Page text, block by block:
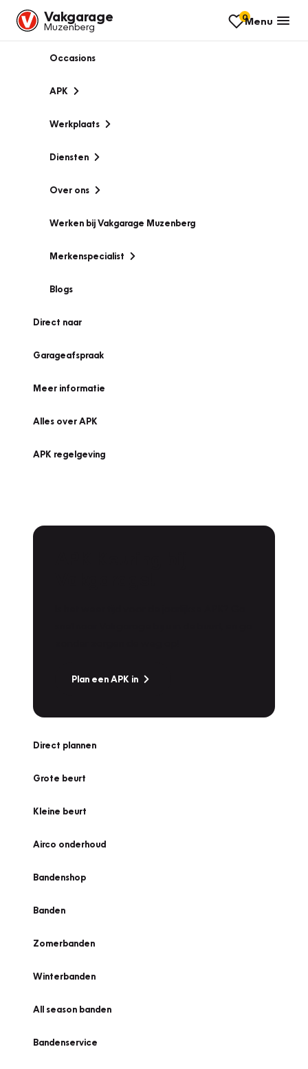
Vakgarage
Muzenberg
0Menu
Occasions
APK
Werkplaats
Diensten
Over ons
Werken bij Vakgarage Muzenberg
Merkenspecialist
Blogs
Direct naar
Garageafspraak
Meer informatie
Alles over APK
APK regelgeving
Plan een APK in
Direct plannen
Grote beurt
Kleine beurt
Airco onderhoud
Bandenshop
Banden
Zomerbanden
Winterbanden
All season banden
Bandenservice